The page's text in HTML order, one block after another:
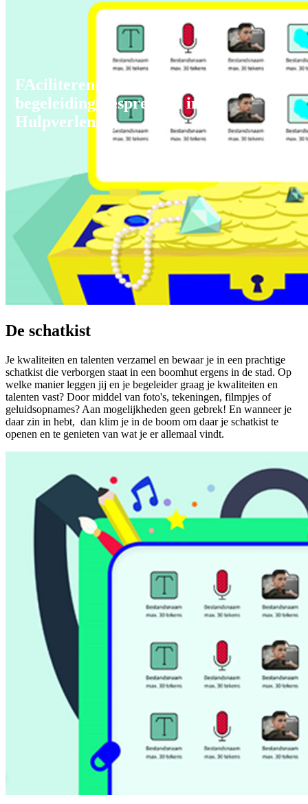
FAciliterende IT bij indi­vi­du­ele
begeleidings­gesprek­ken in de
Hulpverlening.
De schatkist
Je kwaliteiten en talenten verzamel en bewaar je in een prachtige
schatkist die verborgen staat in een boomhut ergens in de stad. Op
welke manier leggen jij en je begeleider graag je kwaliteiten en
talenten vast? Door middel van foto's, tekeningen, filmpjes of
geluidsopnames? Aan mogelijkheden geen gebrek! En wanneer je
daar zin in hebt, dan klim je in de boom om daar je schatkist te
openen en te genieten van wat je er allemaal vindt.